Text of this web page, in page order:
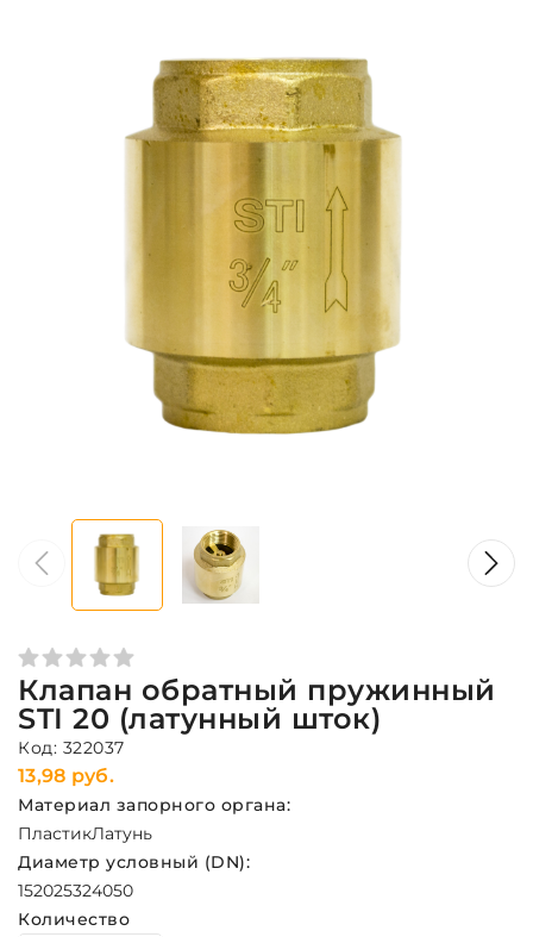
Клапан обратный пружинный
STI 20 (латунный шток)
Код: 322037
13,98 руб.
Материал запорного органа:
ПластикЛатунь
Диаметр условный (DN):
152025324050
Количество